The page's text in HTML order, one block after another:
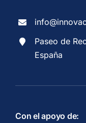
Paseo de
España
Con el apoyo de: